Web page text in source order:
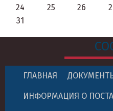
24
25 26
31
ГЛАВНАЯ
ИНФОРМАЦИЯ О